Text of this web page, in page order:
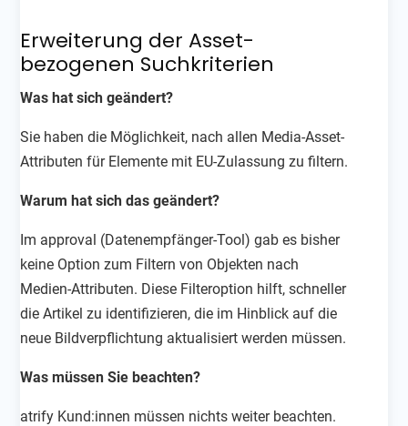
Erweiterung der Asset-
bezogenen Suchkriterien
Was hat sich geändert?
Sie haben die Möglichkeit, nach allen Media-Asset-
Attributen für Elemente mit EU-Zulassung zu filtern.
Warum hat sich das geändert?
Im approval (Datenempfänger-Tool) gab es bisher
keine Option zum Filtern von Objekten nach
Medien-Attributen. Diese Filteroption hilft, schneller
die Artikel zu identifizieren, die im Hinblick auf die
neue Bildverpflichtung aktualisiert werden müssen.
Was müssen Sie beachten?
atrify Kund:innen müssen nichts weiter beachten.